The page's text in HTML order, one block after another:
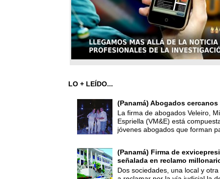
LO + LEÍDO...
(Panamá) Abogados
La firma de abogados Veleiro,
Espriella (VM&E) está
jóvenes abogados que forman
(Panamá) Firma de
señalada en reclamo
Dos sociedades, una local y